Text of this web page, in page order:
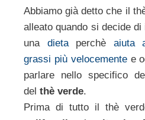
Abbiamo già detto che il
alleato quando si decide di
una dietaperchè aiuta
grassi più velocementee
parlare nello specifico
del thè verde.
Prima di tutto il thè